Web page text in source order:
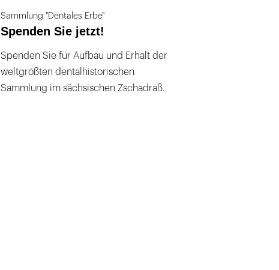
Sammlung "Dentales Erbe"
Spenden Sie jetzt!
Spenden Sie für Aufbau und Erhalt der
weltgrößten dentalhistorischen
Sammlung im sächsischen Zschadraß.